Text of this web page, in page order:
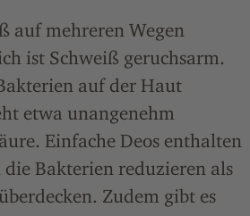
auf mehreren Wegen
ist Schweiß geruchsarm.
auf der Haut
etwa unangenehm
Einfache Deos enthalten
Bakterien reduzieren als
Zudem gibt es